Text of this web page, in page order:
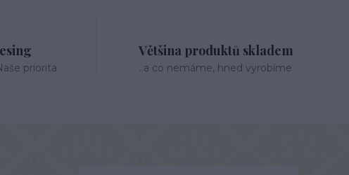
priorita
Většina produktů skladem
..a co nemáme, hned vyrobíme